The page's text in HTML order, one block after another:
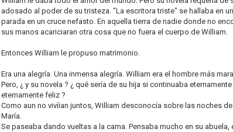
adosado al poder de su tristeza. "La escritora triste" se hallaba en
parada en un cruce nefasto. En aquella tierra de nadie donde no
sus manos acariciaran otra cosa que no fuera el cuerpo de William.
Entonces William le propuso matrimonio.
Era una alegría. Una inmensa alegría. William era el hombre más
Pero, ¿ y su novela ? ¿ qué sería de su hija si continuaba
eternamente feliz ?
Como aun no vivíian juntos, William desconocía sobre las noches
María.
Se paseaba dando vueltas a la cama. Pensaba mucho en su abuela,